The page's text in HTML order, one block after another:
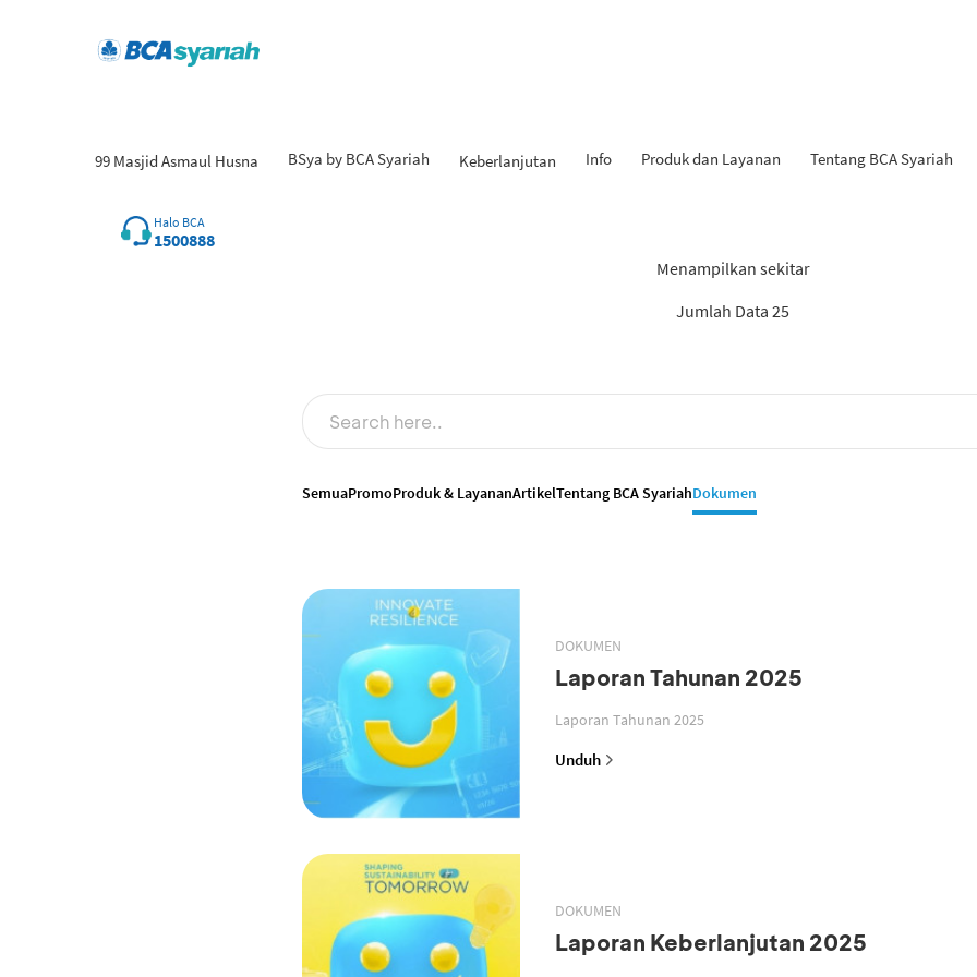
99 Masjid Asmaul Husna BSya by BCA Syariah Keberlanjutan Info Produk dan Layanan Tentang BCA Syariah
Halo BCA
1500888
Menampilkan sekitar
Jumlah Data 25
SemuaPromoProduk & LayananArtikelTentang BCA SyariahDokumen
DOKUMEN
Laporan Tahunan 2025
Laporan Tahunan 2025
Unduh
DOKUMEN
Laporan Keberlanjutan 2025